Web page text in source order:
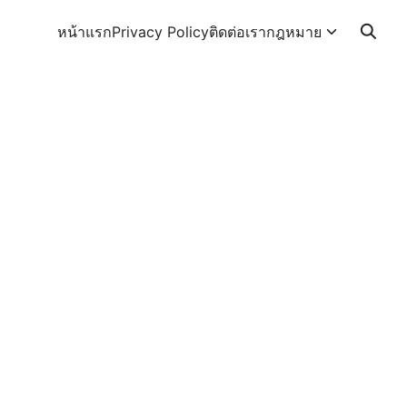
หน้าแรกPrivacy Policyติดต่อเรากฎหมาย